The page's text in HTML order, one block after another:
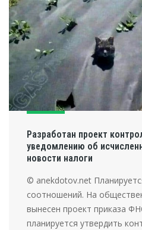
Разработан проект
уведомлению об
новости налоги
© anekdotov.net
соотношений. На
вынесен проект приказа
планируется утвердить